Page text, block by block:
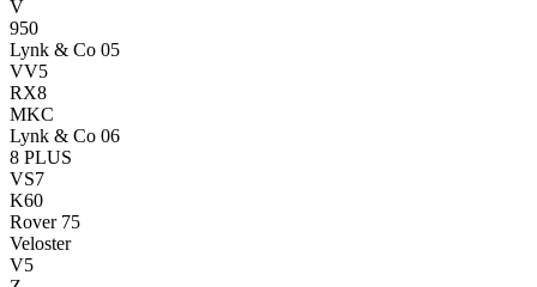
V
950
Lynk & Co 05
VV5
RX8
MKC
Lynk & Co 06
8 PLUS
VS7
K60
Rover 75
Veloster
V5